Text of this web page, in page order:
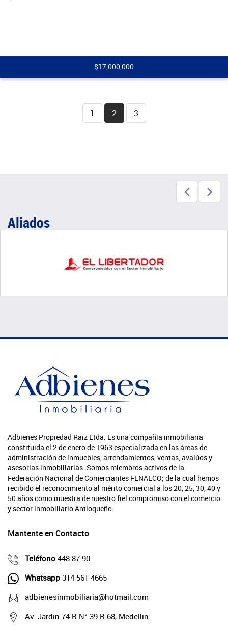
$17,000,000
1 2 3
Aliados
Adbienes Propiedad Raiz Ltda. Es una compañía inmobiliaria
constituida el 2 de enero de 1963 especializada en las áreas de
administración de inmuebles, arrendamientos, ventas, avalúos y
asesorias inmobiliarias. Somos miembros activos de la
Federación Nacional de Comerciantes FENALCO; de la cual hemos
recibido el reconocimiento al mérito comercial a los 20, 25, 30, 40 y
50 años como muestra de nuestro fiel compromiso con el comercio
y sector inmobiliario Antioqueño.
Mantente en Contacto
Teléfono 448 87 90
Whatsapp 314 561 4665
adbienesinmobiliaria@hotmail.com
Av. Jardin 74 B N° 39 B 68, Medellin